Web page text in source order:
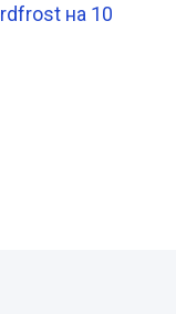
на 10